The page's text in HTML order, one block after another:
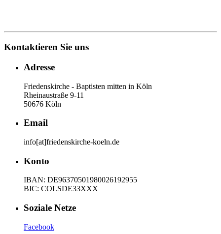
Kontaktieren Sie uns
Adresse
Friedenskirche - Baptisten mitten in Köln
Rheinaustraße 9-11
50676 Köln
Email
info[at]friedenskirche-koeln.de
Konto
IBAN: DE96370501980026192955
BIC: COLSDE33XXX
Soziale Netze
Facebook